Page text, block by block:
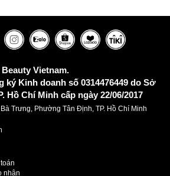
Vietnam.
ký Kinh doanh số 0314476449 do Sở
Hồ Chí Minh cấp ngày 22/06/2017
Trưng, Phường Tân Định, TP. Hồ Chí Minh
nhận